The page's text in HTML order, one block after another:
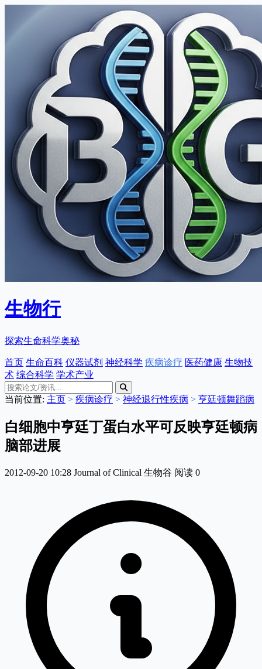
生物行
探索生命科学奥秘
首页 生命百科 仪器试剂 神经科学 疾病诊疗 医药健康 生物技
术 综合科学 学术产业
当前位置: 主页 > 疾病诊疗 > 神经退行性疾病 > 亨廷顿舞蹈病
白细胞中亨廷丁蛋白水平可反映亨廷顿病
脑部进展
2012-09-20 10:28 Journal of Clinical 生物谷 阅读 0